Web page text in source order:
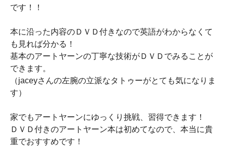
です！！
本に沿った内容のＤＶＤ付きなので英語がわからなくて
も見れば分かる！
基本のアートヤーンの丁寧な技術がＤＶＤでみることが
できます。
（jaceyさんの左腕の立派なタトゥーがとても気になりま
す）
家でもアートヤーンにゆっくり挑戦、習得できます！
ＤＶＤ付きのアートヤーン本は初めてなので、本当に貴
重でおすすめです！